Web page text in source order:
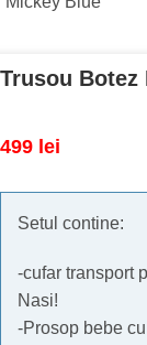
Trusou Botez
499 lei
Setul contine:
-cufar transport
Nasi!
-Prosop bebe